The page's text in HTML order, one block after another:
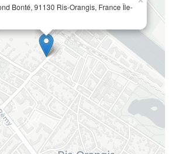
Bonté, 91130 Ris-Orangis, France Île-